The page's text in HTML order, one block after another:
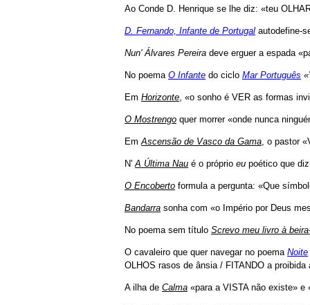
Ao Conde D. Henrique se lhe diz: «teu
D. Fernando, Infante de Portugal autodefine-
Nun' Álvares Pereira deve erguer a espada
No poema O Infante do ciclo Mar Português
Em Horizonte, «o sonho é VER as formas
O Mostrengo quer morrer «onde nunca
EmAscensão de Vasco da Gama, o pastor
N'A Última Nau é o próprio eu poético que
O Encoberto formula a pergunta: «Que
Bandarra sonha com «o Império por Deus
No poema sem título Screvo meu livro à
O cavaleiro que quer navegar no poema Noite
OLHOS rasos de ânsia / FITANDO a proibida
A ilha de Calma «para a VISTA não existe» e